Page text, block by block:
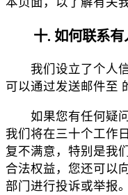
十. 如何联系有
我们设立了个人信
可以通过发送邮件至
如果您有任何疑问
我们将在三十个工作
复不满意，特别是我
合法权益，您还可以
部门进行投诉或举报。